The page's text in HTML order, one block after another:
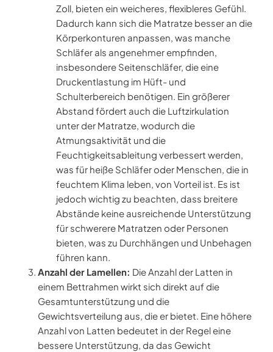
Zoll, bieten ein weicheres, flexibleres Gefühl.
Dadurch kann sich die Matratze besser an die
Körperkonturen anpassen, was manche
Schläfer als angenehmer empfinden,
insbesondere Seitenschläfer, die eine
Druckentlastung im Hüft- und
Schulterbereich benötigen. Ein größerer
Abstand fördert auch die Luftzirkulation
unter der Matratze, wodurch die
Atmungsaktivität und die
Feuchtigkeitsableitung verbessert werden,
was für heiße Schläfer oder Menschen, die in
feuchtem Klima leben, von Vorteil ist. Es ist
jedoch wichtig zu beachten, dass breitere
Abstände keine ausreichende Unterstützung
für schwerere Matratzen oder Personen
bieten, was zu Durchhängen und Unbehagen
führen kann.
Anzahl der Lamellen: Die Anzahl der Latten in
einem Bettrahmen wirkt sich direkt auf die
Gesamtunterstützung und die
Gewichtsverteilung aus, die er bietet. Eine höhere
Anzahl von Latten bedeutet in der Regel eine
bessere Unterstützung, da das Gewicht